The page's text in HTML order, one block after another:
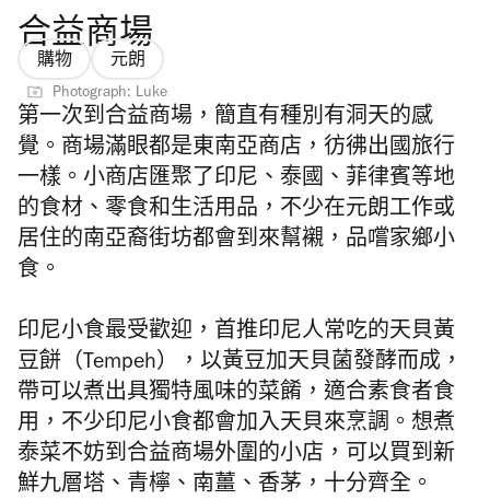
合益商場
購物 元朗
Photograph: Luke
第一次到合益商場，簡直有種別有洞天的感
覺。商場滿眼都是東南亞商店，彷彿出國旅行
一樣。小商店匯聚了印尼、泰國、菲律賓等地
的食材、零食和生活用品，不少在元朗工作或
居住的南亞裔街坊都會到來幫襯，品嚐家鄉小
食。
印尼小食最受歡迎，首推印尼人常吃的天貝黃
豆餅（Tempeh），以黃豆加天貝菌發酵而成，
帶可以煮出具獨特風味的菜餚，適合素食者食
用，不少印尼小食都會加入天貝來烹調。想煮
泰菜不妨到合益商場外圍的小店，可以買到新
鮮九層塔、青檸、南薑、香茅，十分齊全。